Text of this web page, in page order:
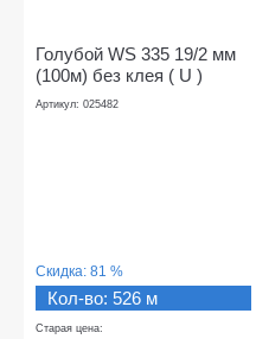
Голубой WS 335 19/2 мм
(100м) без клея ( U )
Артикул: 025482
Скидка: 81 %
Кол-во: 526 м
Старая цена: